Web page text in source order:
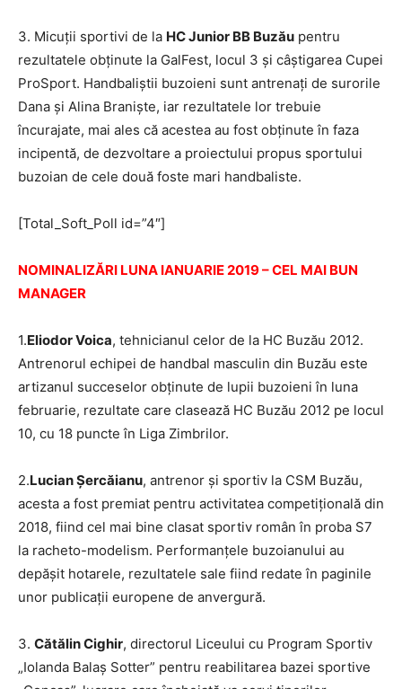
3. Micuții sportivi de la HC Junior BB Buzău pentru
rezultatele obținute la GalFest, locul 3 și câștigarea Cupei
ProSport. Handbaliștii buzoieni sunt antrenați de surorile
Dana și Alina Braniște, iar rezultatele lor trebuie
încurajate, mai ales că acestea au fost obținute în faza
incipentă, de dezvoltare a proiectului propus sportului
buzoian de cele două foste mari handbaliste.
[Total_Soft_Poll id=”4″]
NOMINALIZĂRI LUNA IANUARIE 2019 – CEL MAI BUN
MANAGER
1.Eliodor Voica, tehnicianul celor de la HC Buzău 2012.
Antrenorul echipei de handbal masculin din Buzău este
artizanul succeselor obținute de lupii buzoieni în luna
februarie, rezultate care clasează HC Buzău 2012 pe locul
10, cu 18 puncte în Liga Zimbrilor.
2.Lucian Șercăianu, antrenor și sportiv la CSM Buzău,
acesta a fost premiat pentru activitatea competițională din
2018, fiind cel mai bine clasat sportiv român în proba S7
la racheto-modelism. Performanțele buzoianului au
depășit hotarele, rezultatele sale fiind redate în paginile
unor publicații europene de anvergură.
3. Cătălin Cighir, directorul Liceului cu Program Sportiv
„Iolanda Balaș Sotter” pentru reabilitarea bazei sportive